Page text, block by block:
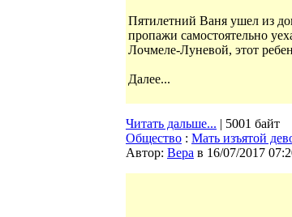
Пятилетний Ваня ушел из
пропажи самостоятельно
Лочмеле-Луневой, этот
Далее...
Читать дальше... | 5001 байт
Общество : Мать изъятой
Автор: Bepa в 16/07/2017